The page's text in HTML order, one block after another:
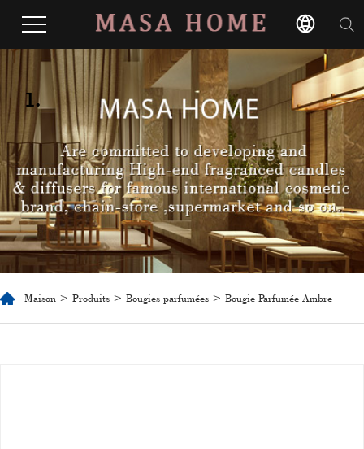
1.
Maison > Produits > Bougies parfumées > Bougie Parfumée Ambre